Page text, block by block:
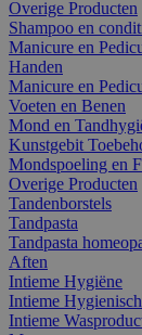
Overige Producten
Shampoo en
Manicure en
Handen
Manicure en
Voeten en Benen
Mond en
Kunstgebit
Mondspoeling en
Overige Producten
Tandenborstels
Tandpasta
Tandpasta
Aften
Intieme Hygiëne
Intieme
Intieme